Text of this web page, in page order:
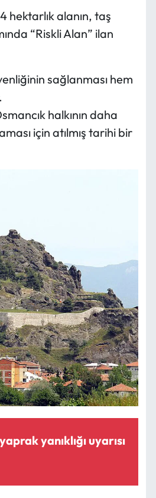
hektarlık alanın, taş
“Riskli Alan” ilan
sağlanması hem
halkının daha
için atılmış tarihi bir
yanıklığı uyarısı